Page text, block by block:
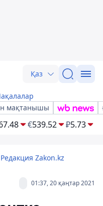
Қаз
мақтанышы
€539.52 ₽5.73
Редакция Zakon.kz
01:37, 20 қаңтар 2021